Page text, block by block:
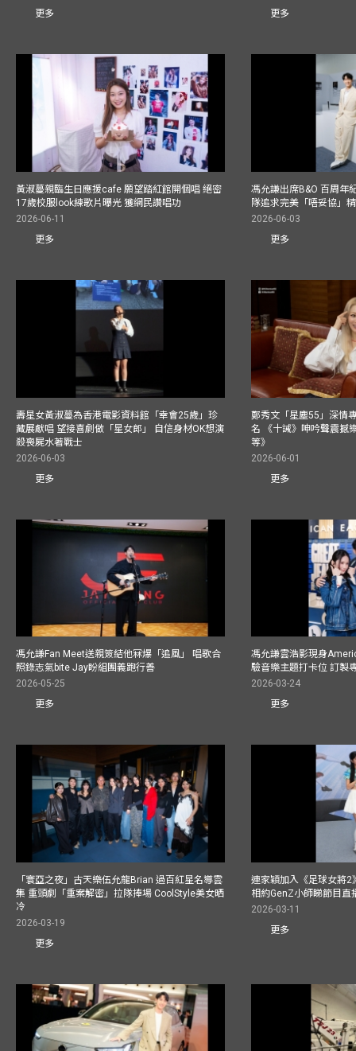
更多
更多
黃淑蔓親臨生日應援cafe 願望踏紅館開個唱 絕密
17歲校服look練歌片曝光 獲網民讚唱功
2026-06-11
更多
馮允謙出席B&O 百周年
隊追求完美「唔妥協」
2026-06-03
更多
壽星女黃淑蔓為香港電影資料館「幸會25歲」珍
藏展獻唱 望接喜劇做「星女郎」 自信身材OK想演
殺喪屍水著戰士
2026-06-03
更多
鄭秀文「星塵55」深情
名 《十誡》呻吟聲震撼
等》
2026-06-01
更多
馮允謙Fan Meet送親簽結他冧爆「追風」 唱歌合
照錄志氣bite Jay盼組團義跑行善
2026-05-25
更多
馮允謙雲浩影現身
驗音樂主題打卡位 訂製
2026-03-24
更多
「寰亞之夜」古天樂伍允龍Brian 過百紅星名導雲
集 重頭劇「重案解密」拉隊捧場 CoolStyle美女晒
冷
2026-03-19
更多
連家穎加入《足球女將
相約GenZ小師睇節目直
2026-03-11
更多